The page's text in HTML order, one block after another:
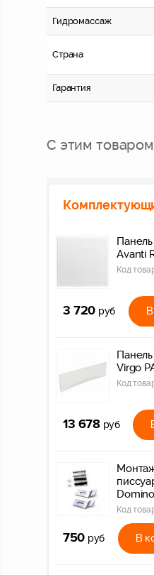
Гидромассаж
Страна
Гарантия
С этим
Avanti
Код
3 720 руб
Virgo
Код
13 678 руб
Код
750 руб В